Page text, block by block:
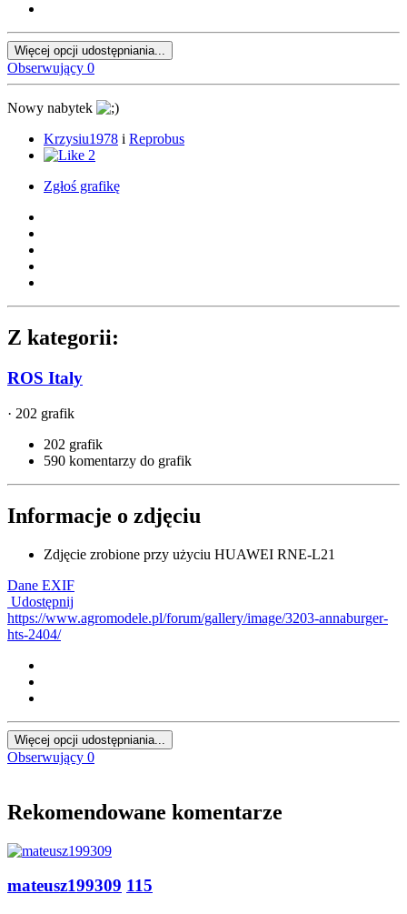
Więcej opcji udostępniania...
Obserwujący 0
Nowy nabytek
Krzysiu1978 i Reprobus
2
Zgłoś grafikę
Z kategorii:
ROS Italy
· 202 grafik
202 grafik
590 komentarzy do grafik
Informacje o zdjęciu
Zdjęcie zrobione przy użyciu HUAWEI RNE-L21
Dane EXIF
Udostępnij
https://www.agromodele.pl/forum/gallery/image/3203-annaburger-
hts-2404/
Więcej opcji udostępniania...
Obserwujący 0
Rekomendowane komentarze
mateusz199309 115